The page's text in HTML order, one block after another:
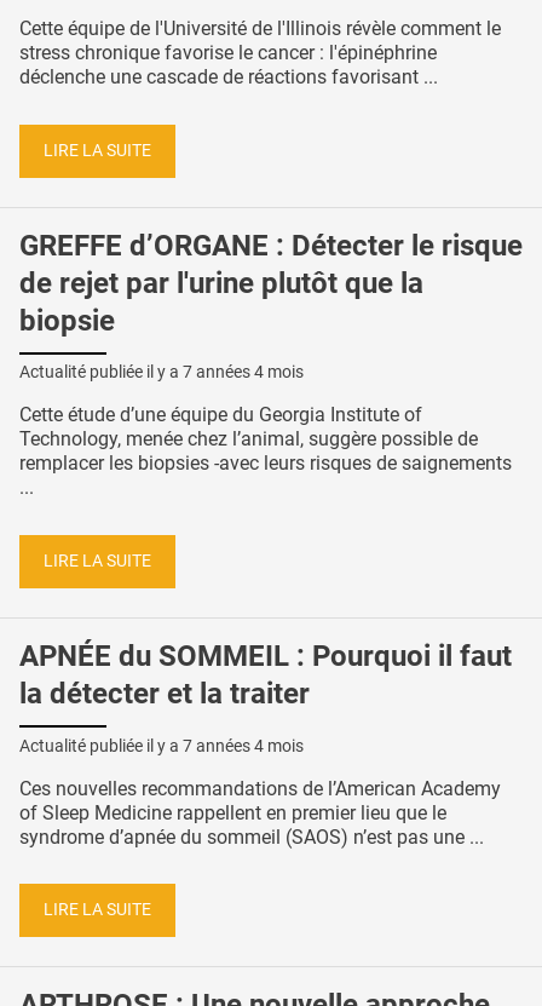
Cette équipe de l'Université de l'Illinois révèle comment le
stress chronique favorise le cancer : l'épinéphrine
déclenche une cascade de réactions favorisant ...
LIRE LA SUITE
GREFFE d’ORGANE : Détecter le risque
de rejet par l'urine plutôt que la
biopsie
Actualité publiée il y a 7 années 4 mois
Cette étude d’une équipe du Georgia Institute of
Technology, menée chez l’animal, suggère possible de
remplacer les biopsies -avec leurs risques de saignements
...
LIRE LA SUITE
APNÉE du SOMMEIL : Pourquoi il faut
la détecter et la traiter
Actualité publiée il y a 7 années 4 mois
Ces nouvelles recommandations de l’American Academy
of Sleep Medicine rappellent en premier lieu que le
syndrome d’apnée du sommeil (SAOS) n’est pas une ...
LIRE LA SUITE